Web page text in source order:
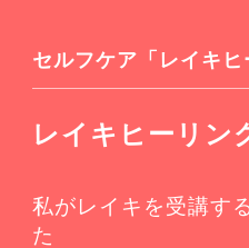
セルフケア「レイキヒ
レイキヒーリン
私がレイキを受講す
た